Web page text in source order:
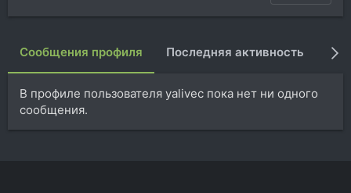
Сообщения профиля Последняя активность
В профиле пользователя yalivec пока нет ни одного
сообщения.